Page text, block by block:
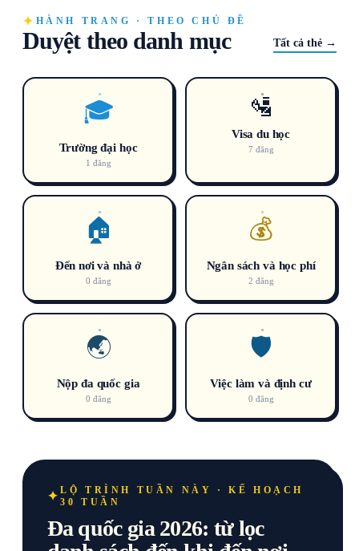
HÀNH TRANG · THEO CHỦ ĐỀ
Duyệt theo danh mục Tất cả thẻ →
🎓
Trường đại học
1 đăng
🛂
Visa du học
7 đăng
🏠
Đến nơi và nhà ở
0 đăng
💰
Ngân sách và học phí
2 đăng
🌏
Nộp đa quốc gia
0 đăng
🛡️
Việc làm và định cư
0 đăng
LỘ TRÌNH TUẦN NÀY · KẾ HOẠCH
30 TUẦN
Đa quốc gia 2026: từ lọc